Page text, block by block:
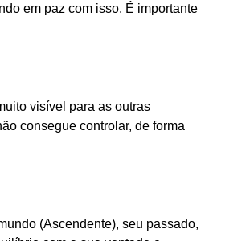
em paz com isso. É importante
visível para as outras
consegue controlar, de forma
(Ascendente), seu passado,